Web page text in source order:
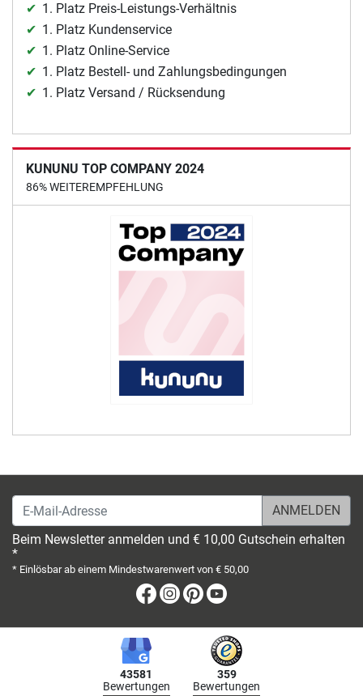
1. Platz Preis-Leistungs-Verhältnis
1. Platz Kundenservice
1. Platz Online-Service
1. Platz Bestell- und Zahlungsbedingungen
1. Platz Versand / Rücksendung
KUNUNU TOP COMPANY 2024
86% WEITEREMPFEHLUNG
E-Mail-Adresse
Beim Newsletter anmelden und € 10,00 Gutschein erhalten
*
* Einlösbar ab einem Mindestwarenwert von € 50,00
Facebook
Instagram
Pinterest
43581
Bewertungen
359
Bewertungen